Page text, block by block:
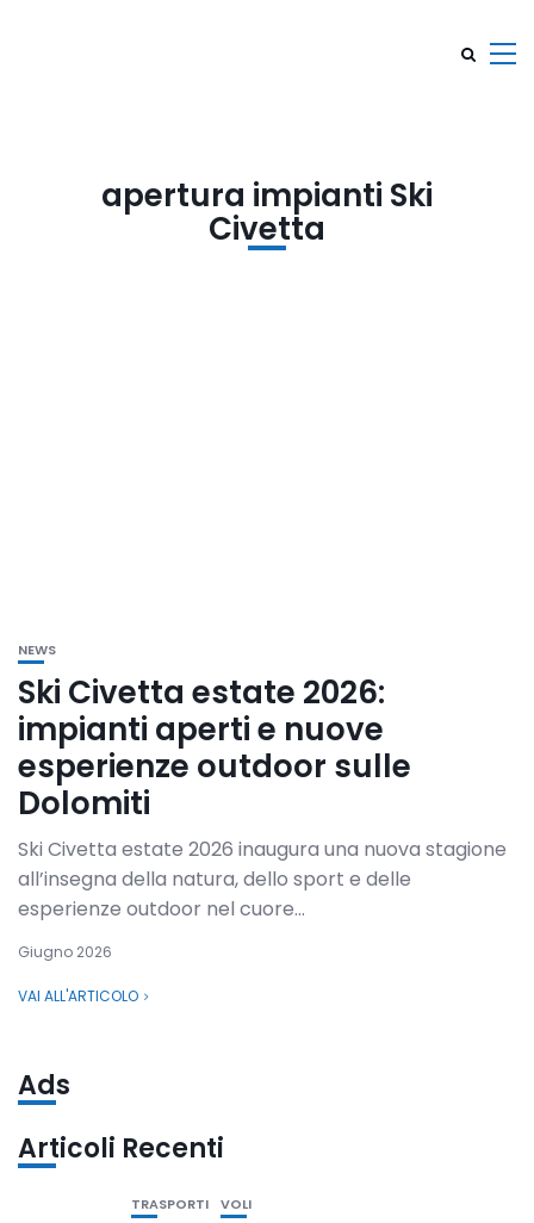
apertura impianti Ski
Civetta
NEWS
Ski Civetta estate 2026:
impianti aperti e nuove
esperienze outdoor sulle
Dolomiti
Ski Civetta estate 2026 inaugura una nuova stagione
all’insegna della natura, dello sport e delle
esperienze outdoor nel cuore...
Giugno 2026
VAI ALL'ARTICOLO
Ads
Articoli Recenti
TRASPORTI VOLI